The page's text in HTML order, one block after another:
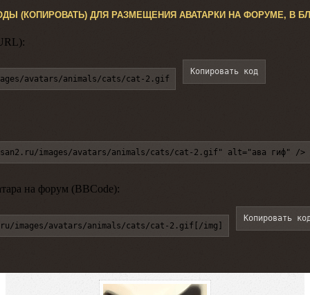
(КОПИРОВАТЬ) ДЛЯ РАЗМЕЩЕНИЯ АВАТАРКИ НА ФОРУМЕ, В
avatars/animals/cats/cat-2.gif
Копировать код
images/avatars/animals/cats/cat-2.gif" alt="ава гиф" />
на форум (BBCode):
images/avatars/animals/cats/cat-2.gif[/img]
Копировать